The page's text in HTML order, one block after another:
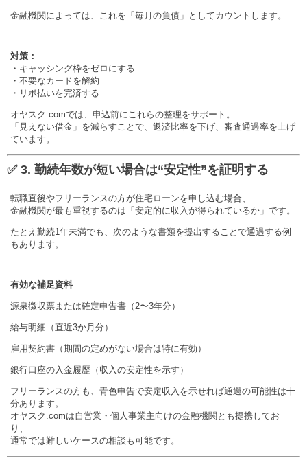
金融機関によっては、これを「毎月の負債」としてカウントします。
対策：
・キャッシング枠をゼロにする
・不要なカードを解約
・リボ払いを完済する
オヤスク.comでは、申込前にこれらの整理をサポート。
「見えない借金」を減らすことで、返済比率を下げ、審査通過率を上げ
ています。
✅ 3. 勤続年数が短い場合は“安定性”を証明する
転職直後やフリーランスの方が住宅ローンを申し込む場合、
金融機関が最も重視するのは「安定的に収入が得られているか」です。
たとえ勤続1年未満でも、次のような書類を提出することで通過する例
もあります。
有効な補足資料
源泉徴収票または確定申告書（2〜3年分）
給与明細（直近3か月分）
雇用契約書（期間の定めがない場合は特に有効）
銀行口座の入金履歴（収入の安定性を示す）
フリーランスの方も、青色申告で安定収入を示せれば通過の可能性は十
分あります。
オヤスク.comは自営業・個人事業主向けの金融機関とも提携してお
り、
通常では難しいケースの相談も可能です。